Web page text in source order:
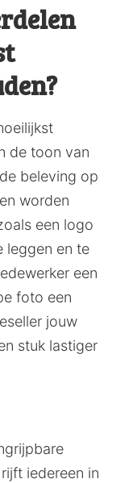
de toon van
beleving op
worden
een logo
leggen en te
een
foto een
jouw
stuk lastiger
iedereen in